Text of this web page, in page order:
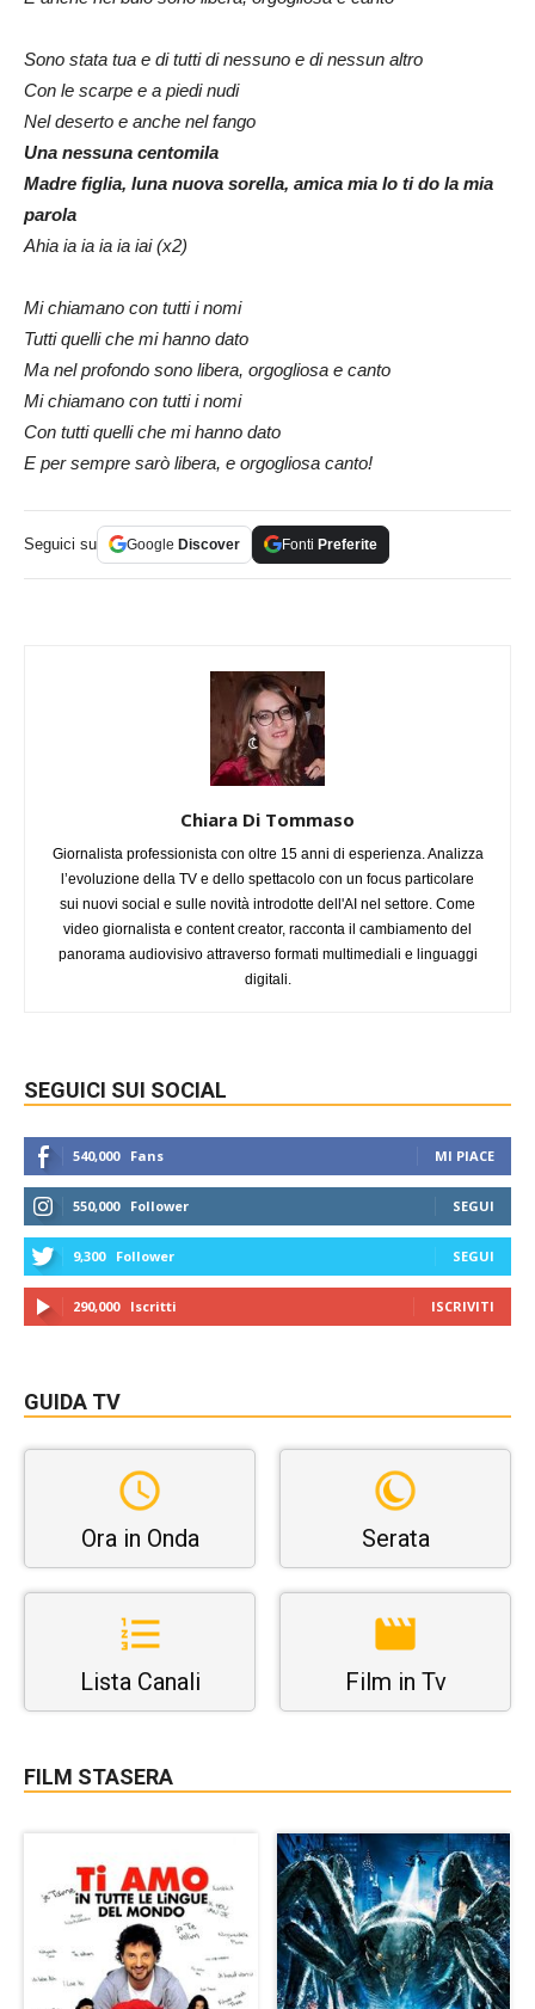
Sono stata tua e di tutti di nessuno e di nessun altro
Con le scarpe e a piedi nudi
Nel deserto e anche nel fango
Una nessuna centomila
Madre figlia, luna nuova sorella, amica mia Io ti do la mia
parola
Ahia ia ia ia ia iai (x2)
Mi chiamano con tutti i nomi
Tutti quelli che mi hanno dato
Ma nel profondo sono libera, orgogliosa e canto
Mi chiamano con tutti i nomi
Con tutti quelli che mi hanno dato
E per sempre sarò libera, e orgogliosa canto!
Seguici su Google Discover Fonti Preferite
Chiara Di Tommaso
Giornalista professionista con oltre 15 anni di esperienza. Analizza
l’evoluzione della TV e dello spettacolo con un focus particolare
sui nuovi social e sulle novità introdotte dell'AI nel settore. Come
video giornalista e content creator, racconta il cambiamento del
panorama audiovisivo attraverso formati multimediali e linguaggi
digitali.
SEGUICI SUI SOCIAL
540,000 Fans MI PIACE
550,000 Follower SEGUI
9,300 Follower SEGUI
290,000 Iscritti ISCRIVITI
GUIDA TV
Ora in Onda Serata
Lista Canali Film in Tv
FILM STASERA